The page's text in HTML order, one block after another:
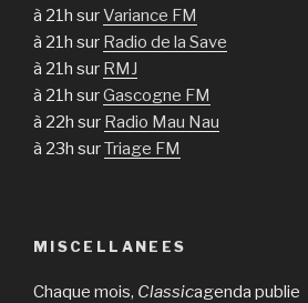
à 21h surVariance FM
à 21h sur Radio de la Save
à 21h sur RMJ
à 21h surGascogne FM
à 22h sur Radio Mau Nau
à 23h surTriage FM
MISCELLANEES
Chaque mois, Classicagenda publie